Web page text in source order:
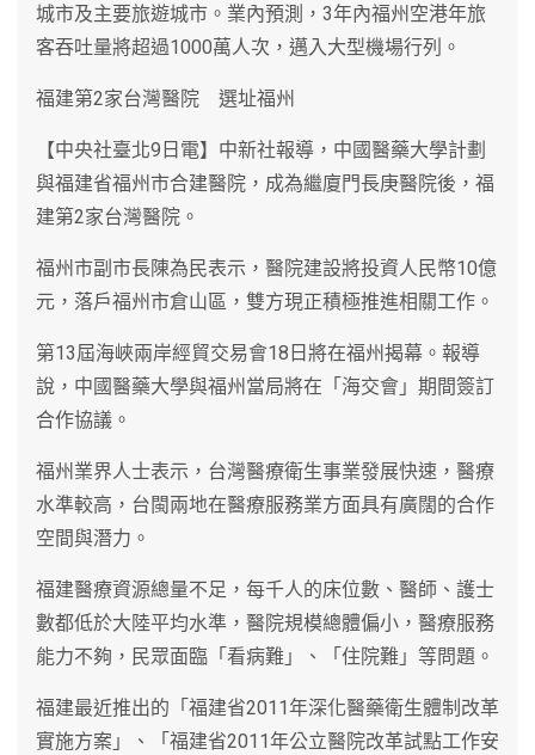
城市及主要旅遊城市。業內預測，3年內福州空港年旅
客吞吐量將超過1000萬人次，邁入大型機場行列。
福建第2家台灣醫院 選址福州
【中央社臺北9日電】中新社報導，中國醫藥大學計劃
與福建省福州市合建醫院，成為繼廈門長庚醫院後，福
建第2家台灣醫院。
福州市副市長陳為民表示，醫院建設將投資人民幣10億
元，落戶福州市倉山區，雙方現正積極推進相關工作。
第13屆海峽兩岸經貿交易會18日將在福州揭幕。報導
說，中國醫藥大學與福州當局將在「海交會」期間簽訂
合作協議。
福州業界人士表示，台灣醫療衛生事業發展快速，醫療
水準較高，台閩兩地在醫療服務業方面具有廣闊的合作
空間與潛力。
福建醫療資源總量不足，每千人的床位數、醫師、護士
數都低於大陸平均水準，醫院規模總體偏小，醫療服務
能力不夠，民眾面臨「看病難」、「住院難」等問題。
福建最近推出的「福建省2011年深化醫藥衛生體制改革
實施方案」、「福建省2011年公立醫院改革試點工作安